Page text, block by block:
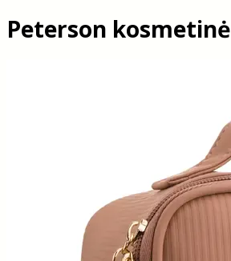
Peterson kosmetinė